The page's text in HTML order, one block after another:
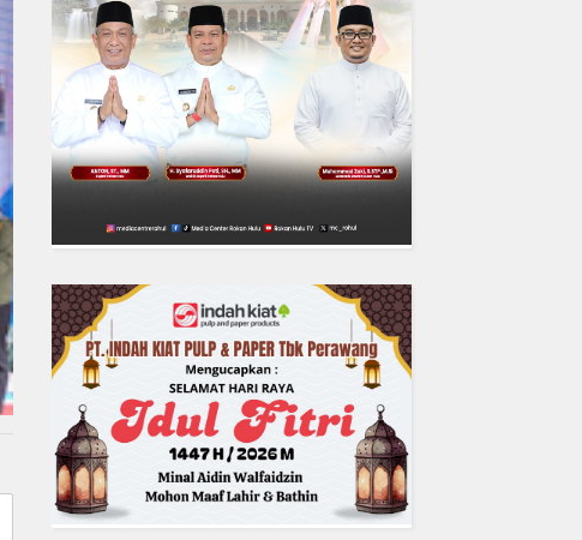
fakta media
Polres Inhil bersama Pemkab
Riau Perkuat Sinergi Tangani